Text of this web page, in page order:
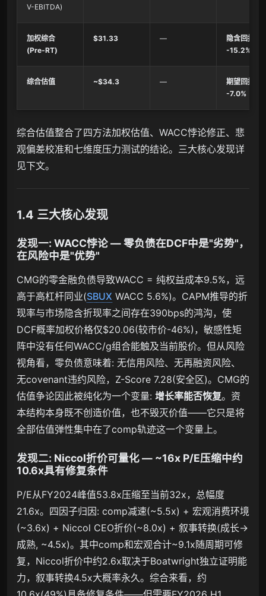
V-EBITDA)
加权综合
(Pre-RT)
$31.33 —
隐含回报
-15.2%
综合估值 ~$34.3 —
期望回报
-7.0%
综合估值整合了四方法加权估值、WACC悖论修正、悲
观偏差校准和七维度压力测试的结论。三大核心发现详
见下文。
1.4 三大核心发现
发现一: WACC悖论 — 零负债在DCF中是"劣势"，
在风险中是"优势"
CMG的零金融负债导致WACC = 纯权益成本9.5%，远
高于高杠杆同业(SBUX WACC 5.6%)。CAPM推导的折
现率与市场隐含折现率之间存在390bps的鸿沟，使
DCF概率加权价格仅$20.06(较市价-46%)，敏感性矩
阵中没有任何WACC/g组合能触及当前股价。但从风险
视角看，零负债意味着: 无信用风险、无再融资风险、
无covenant违约风险，Z-Score 7.28(安全区)。CMG的
估值争论因此被纯化为一个变量: 增长率能否恢复。资
本结构本身既不创造价值，也不毁灭价值——它只是将
全部估值弹性集中在了comp轨迹这一个变量上。
发现二: Niccol折价可量化 — ~16x P/E压缩中约
10.6x具有修复条件
P/E从FY2024峰值53.8x压缩至当前32x，总幅度
21.6x。四因子归因: comp减速(~5.5x) + 宏观消费环境
(~3.6x) + Niccol CEO折价(~8.0x) + 叙事转换(成长→
成熟, ~4.5x)。其中comp和宏观合计~9.1x随周期可修
复，Niccol折价中约2.6x取决于Boatwright独立证明能
力，叙事转换4.5x大概率永久。综合来看，约